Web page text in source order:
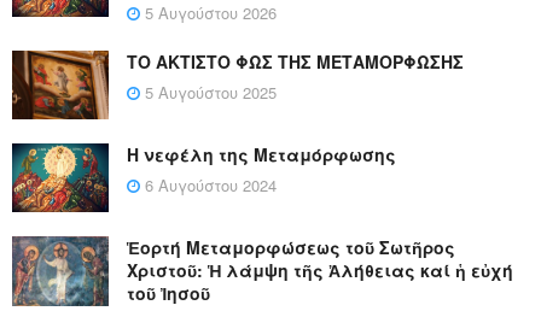
5 Αυγούστου 2026
ΤΟ ΑΚΤΙΣΤΟ ΦΩΣ ΤΗΣ ΜΕΤΑΜΟΡΦΩΣΗΣ
5 Αυγούστου 2025
Η νεφέλη της Μεταμόρφωσης
6 Αυγούστου 2024
Ἑορτή Μεταμορφώσεως τοῦ Σωτῆρος
Χριστοῦ: Ἡ λάμψη τῆς Ἀλήθειας καί ἡ εὐχή
τοῦ Ἰησοῦ